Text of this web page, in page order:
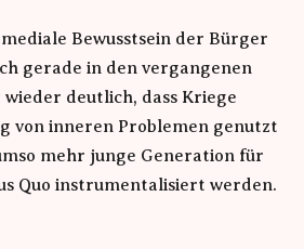
Bewusstsein der Bürger
gerade in den vergangenen
deutlich, dass Kriege
von inneren Problemen genutzt
mehr junge Generation für
Quo instrumentalisiert werden.